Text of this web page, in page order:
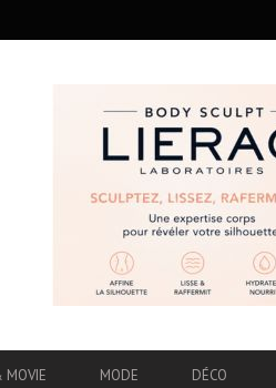
MOVIE MODE DÉCO